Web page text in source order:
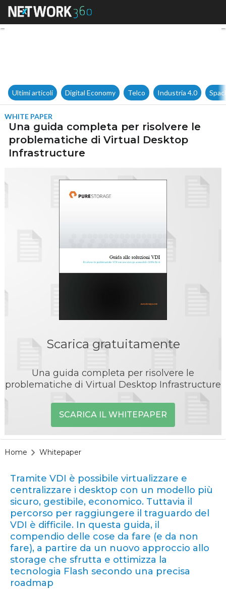
Una guida completa per
Ultimi articoli Digital Economy Telco Industria 4.0
WHITE PAPER
Una guida completa per risolvere le
problematiche di Virtual Desktop
Infrastructure
Scarica gratuitamente
Una guida completa per risolvere le
problematiche di Virtual Desktop Infrastructure
SCARICA IL WHITEPAPER
Home Whitepaper
Tramite VDI è possibile virtualizzare e
centralizzare i desktop con un modello più
sicuro, gestibile, economico. Tuttavia il
percorso per raggiungere il traguardo del
VDI è difficile. In questa guida, il
compendio delle cose da fare (e da non
fare), a partire da un nuovo approccio allo
storage che sfrutta e ottimizza la
tecnologia Flash secondo una precisa
roadmap